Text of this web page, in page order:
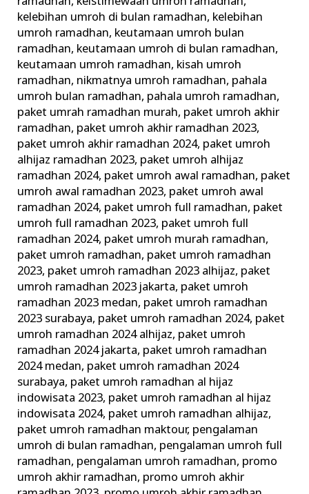
kelebihan umroh di bulan ramadhan, kelebihan
umroh ramadhan, keutamaan umroh bulan
ramadhan, keutamaan umroh di bulan ramadhan,
keutamaan umroh ramadhan, kisah umroh
ramadhan, nikmatnya umroh ramadhan, pahala
umroh bulan ramadhan, pahala umroh ramadhan,
paket umrah ramadhan murah, paket umroh akhir
ramadhan, paket umroh akhir ramadhan 2023,
paket umroh akhir ramadhan 2024, paket umroh
alhijaz ramadhan 2023, paket umroh alhijaz
ramadhan 2024, paket umroh awal ramadhan, paket
umroh awal ramadhan 2023, paket umroh awal
ramadhan 2024, paket umroh full ramadhan, paket
umroh full ramadhan 2023, paket umroh full
ramadhan 2024, paket umroh murah ramadhan,
paket umroh ramadhan, paket umroh ramadhan
2023, paket umroh ramadhan 2023 alhijaz, paket
umroh ramadhan 2023 jakarta, paket umroh
ramadhan 2023 medan, paket umroh ramadhan
2023 surabaya, paket umroh ramadhan 2024, paket
umroh ramadhan 2024 alhijaz, paket umroh
ramadhan 2024 jakarta, paket umroh ramadhan
2024 medan, paket umroh ramadhan 2024
surabaya, paket umroh ramadhan al hijaz
indowisata 2023, paket umroh ramadhan al hijaz
indowisata 2024, paket umroh ramadhan alhijaz,
paket umroh ramadhan maktour, pengalaman
umroh di bulan ramadhan, pengalaman umroh full
ramadhan, pengalaman umroh ramadhan, promo
umroh akhir ramadhan, promo umroh akhir